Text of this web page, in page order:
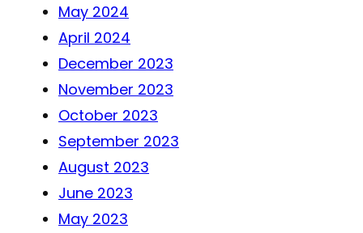
May 2024
April 2024
December 2023
November 2023
October 2023
September 2023
August 2023
June 2023
May 2023